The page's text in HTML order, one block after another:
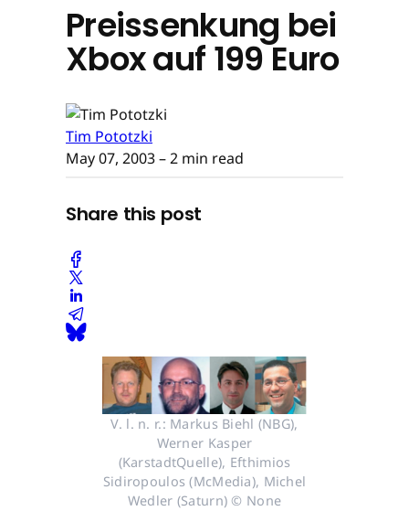
Preissenkung bei
Xbox auf 199 Euro
Tim Pototzki
May 07, 2003– 2 min read
Share this post
V. l. n. r.: Markus Biehl (NBG),
Werner Kasper
(KarstadtQuelle), Efthimios
Sidiropoulos (McMedia), Michel
Wedler (Saturn) © None